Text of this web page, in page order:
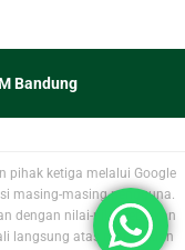
Bandung
pihak ketiga melalui Google
masing-masing pengguna.
dengan nilai-nilai kebaikan
langsung atas materi iklan